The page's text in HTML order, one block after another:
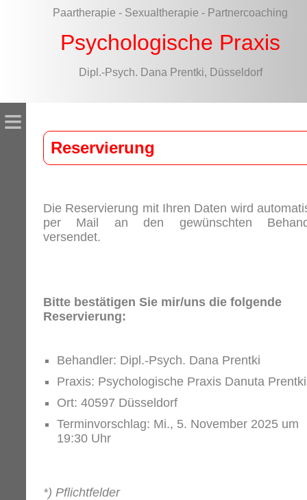
Paartherapie - Sexualtherapie - Partnercoaching
Psychologische Praxis
Dipl.-Psych. Dana Prentki, Düsseldorf
≡
Reservierung
Die Reservierung mit Ihren Daten wird
per Mail an den gewünschten
versendet.
Bitte bestätigen Sie mir/uns die folgende
Reservierung:
Behandler: Dipl.-Psych. Dana Prentki
Praxis: Psychologische Praxis Danuta Prentki
Ort: 40597 Düsseldorf
Terminvorschlag: Mi., 5. November 2025 um
19:30 Uhr
*) Pflichtfelder